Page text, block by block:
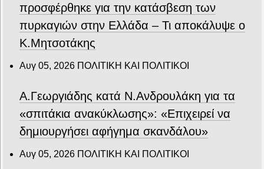
προσφέρθηκε για την κατάσβεση των
πυρκαγιών στην Ελλάδα – Τι αποκάλυψε ο
Κ.Μητσοτάκης
Αυγ 05, 2026 ΠΟΛΙΤΙΚΗ ΚΑΙ ΠΟΛΙΤΙΚΟΙ
Α.Γεωργιάδης κατά Ν.Ανδρουλάκη για τα
«σπιτάκια ανακύκλωσης»: «Επιχειρεί να
δημιουργήσει αφήγημα σκανδάλου»
Αυγ 05, 2026 ΠΟΛΙΤΙΚΗ ΚΑΙ ΠΟΛΙΤΙΚΟΙ